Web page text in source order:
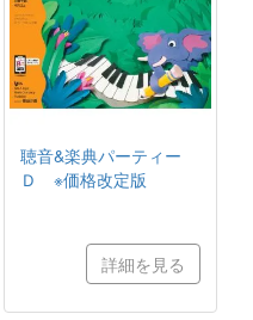
聴音&楽典パーティー
Ｄ ※価格改定版
詳細を見る